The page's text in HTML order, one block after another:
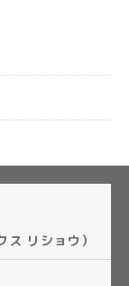
リショウ）